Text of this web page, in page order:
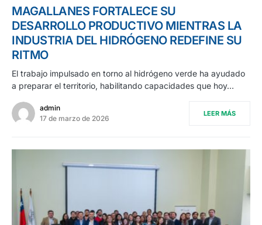
MAGALLANES FORTALECE SU
DESARROLLO PRODUCTIVO MIENTRAS LA
INDUSTRIA DEL HIDRÓGENO REDEFINE SU
RITMO
El trabajo impulsado en torno al hidrógeno verde ha ayudado
a preparar el territorio, habilitando capacidades que hoy…
admin
17 de marzo de 2026
LEER MÁS